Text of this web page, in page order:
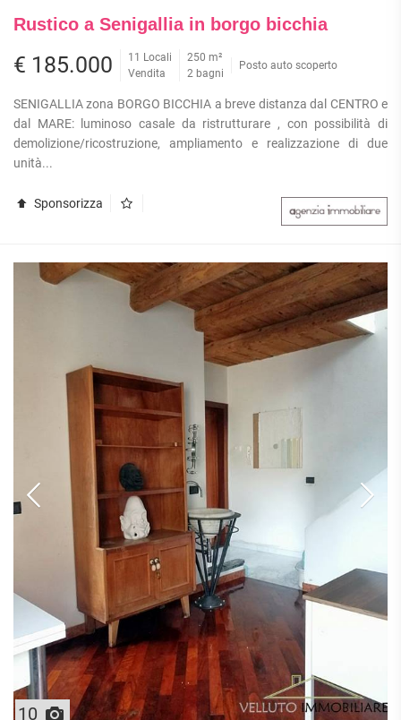
Rustico a Senigallia in borgo bicchia
€ 185.000
11 Locali
Vendita
250 m²
2 bagni
Posto auto scoperto
SENIGALLIA zona BORGO BICCHIA a breve distanza dal CENTRO e
dal MARE: luminoso casale da ristrutturare , con possibilità di
demolizione/ricostruzione, ampliamento e realizzazione di due
unità...
Sponsorizza
10